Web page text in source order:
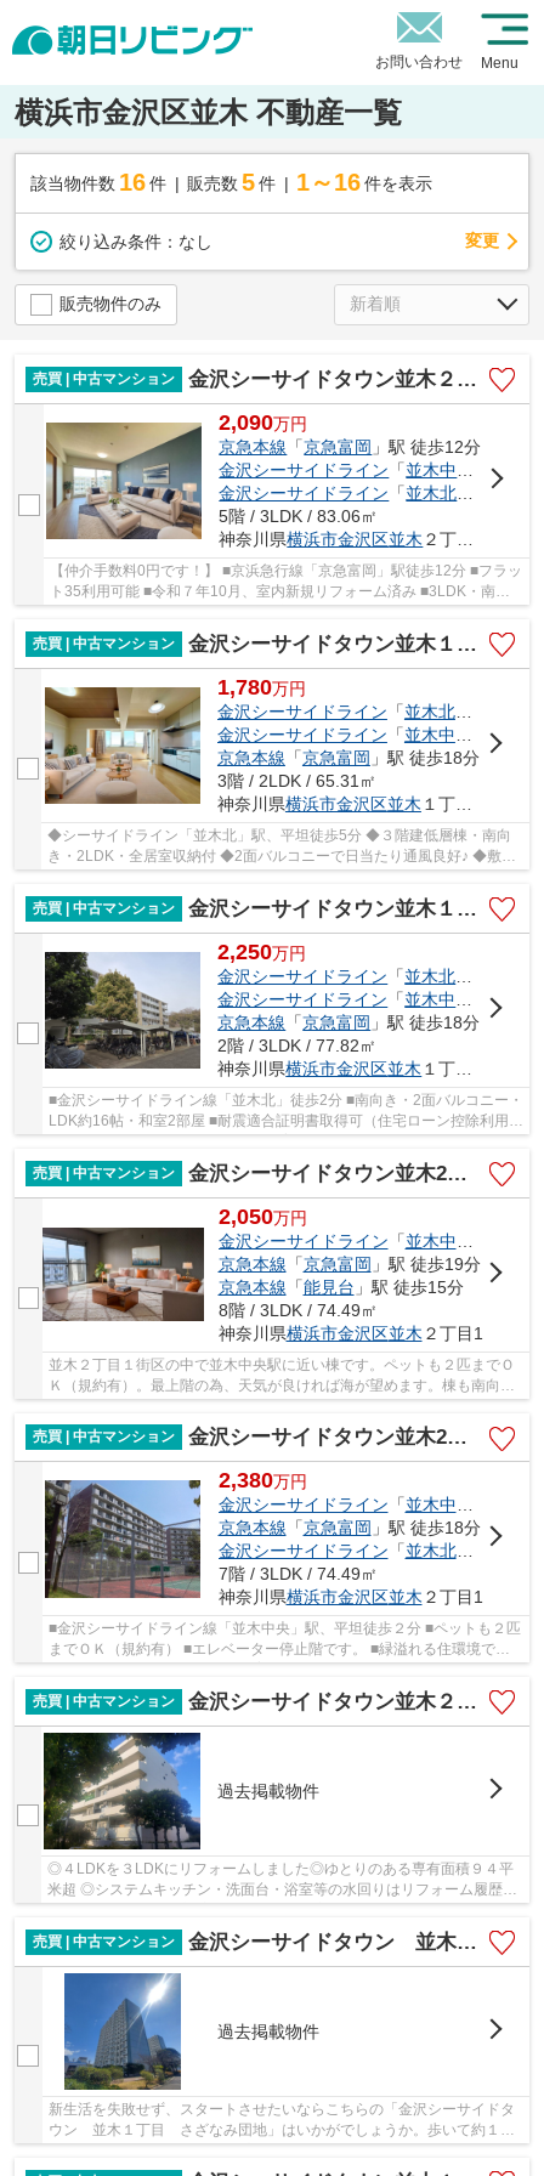
お問い合わせ Menu
横浜市金沢区並木 不動産一覧
該当物件数 16件 販売数 5 件 1～16 件を表示
絞り込み条件： なし 変更
販売物件のみ
売買 | 中古マンション 金沢シーサイドタウン並木２丁目６街区
2,090万円
京急本線 「京急富岡 」駅 徒歩12分
金沢シーサイドライン 「並木中央
」駅 徒
金沢シーサイドライン 「並木北 」駅 徒歩
5階 / 3LDK / 83.06㎡
神奈川県横浜市金沢区並木 ２丁目6-1
【仲介手数料0円です！】 ■京浜急行線「京急富岡」駅徒歩12分 ■フラッ
ト35利用可能 ■令和７年10月、室内新規リフォーム済み ■3LDK・南向
売買 | 中古マンション
金沢シーサイドタウン並木１丁目第一住宅
1,780万円
金沢シーサイドライン 「並木北」駅 徒歩5
金沢シーサイドライン 「並木中央
」駅 徒
京急本線 「京急富岡 」駅 徒歩18分
3階 / 2LDK / 65.31㎡
神奈川県横浜市金沢区並木 １丁目9-10
◆シーサイドライン「並木北」駅、平坦徒歩5分 ◆３階建低層棟・南向
き・2LDK・全居室収納付 ◆2面バルコニーで日当たり通風良好♪ ◆敷地
売買 | 中古マンション
金沢シーサイドタウン並木１丁目第３住宅１２街区
2,250万円
金沢シーサイドライン 「並木北
金沢シーサイドライン 「並木中央
」駅 徒
京急本線 「京急富岡 」駅 徒歩18分
2階 / 3LDK / 77.82㎡
神奈川県横浜市金沢区並木 １丁目12-3
■金沢シーサイドライン線「並木北」徒歩2分 ■南向き・2面バルコニー・
LDK約16帖・和室2部屋 ■耐震適合証明書取得可（住宅ローン控除利用
可） ■フラット35利用可 ■ペット飼育可能（細則...
売買 | 中古マンション
金沢シーサイドタウン並木2丁目第1住宅
2,050万円
金沢シーサイドライン 「並木中央
京急本線 「京急富岡 」駅 徒歩19分
京急本線 「能見台 」駅 徒歩15分
8階 / 3LDK / 74.49㎡
神奈川県横浜市金沢区並木 ２丁目1
並木２丁目１街区の中で並木中央駅に近い棟です。ペットも２匹までＯ
Ｋ（規約有）。最上階の為、天気が良ければ海が望めます。棟も南向き
のため、お部屋も明るく、日当たり・眺望・通...
売買 | 中古マンション
金沢シーサイドタウン並木2丁目第一住宅
2,380万円
金沢シーサイドライン 「並木中央
京急本線 「京急富岡 」駅 徒歩18分
金沢シーサイドライン 「並木北」駅 徒歩
7階 / 3LDK / 74.49㎡
神奈川県横浜市金沢区並木 ２丁目1
■金沢シーサイドライン線「並木中央」駅、平坦徒歩２分 ■ペットも２匹
までＯＫ（規約有） ■エレベーター停止階です。 ■緑溢れる住環境で学
売買 | 中古マンション
金沢シーサイドタウン並木２丁目２街区
過去掲載物件
◎４LDKを３LDKにリフォームしました◎ゆとりのある専有面積９４平
米超 ◎システムキッチン・洗面台・浴室等の水回りはリフォーム履歴あ
売買 | 中古マンション
金沢シーサイドタウン 並木１丁目 さざなみ団地
過去掲載物件
新生活を失敗せず、スタートさせたいならこちらの「金沢シーサイドタ
ウン 並木１丁目 さざなみ団地」はいかがでしょうか。歩いて約１０